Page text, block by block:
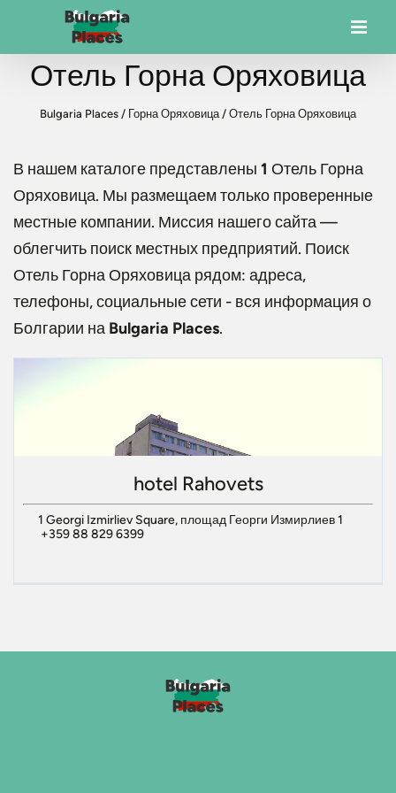
Отель Горна Оряховица
Bulgaria Places / Горна Оряховица/ Отель Горна Оряховица
В нашем каталоге представлены 1 Отель Горна
Оряховица. Мы размещаем только проверенные
местные компании. Миссия нашего сайта —
облегчить поиск местных предприятий. Поиск
Отель Горна Оряховица рядом: адреса,
телефоны, социальные сети - вся информация о
Болгарии на Bulgaria Places.
hotel Rahovets
1 Georgi Izmirliev Square, площад Георги Измирлиев 1
+359 88 829 6399